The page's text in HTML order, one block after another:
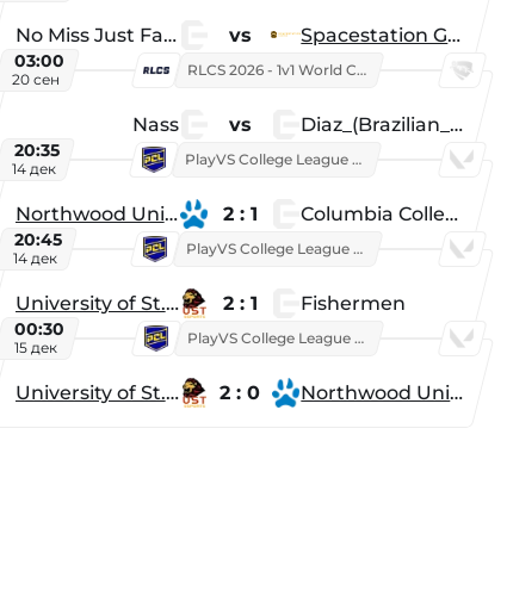
No Miss Just Fake vs Spacestation Gaming
03:00
20 сен
RLCS 2026 - 1v1 World Championship
Nass vs Diaz_(Brazilian_Player)
20:35
14 дек
PlayVS College League 2025: Fall
Northwood University 2 : 1 Columbia College
20:45
14 дек
PlayVS College League 2025: Fall
University of St. Thomas 2 : 1 Fishermen
00:30
15 дек
PlayVS College League 2025: Fall
University of St. Thomas 2 : 0 Northwood University